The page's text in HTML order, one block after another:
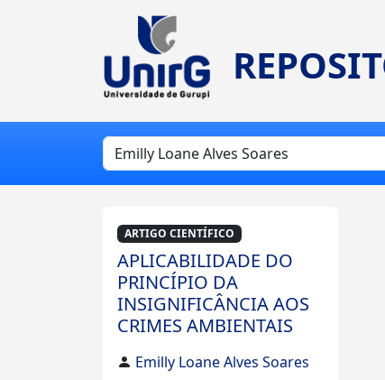
ARTIGO CIENTÍFICO
APLICABILIDADE DO
PRINCÍPIO DA
INSIGNIFICÂNCIA AOS
CRIMES AMBIENTAIS
Emilly Loane Alves Soares